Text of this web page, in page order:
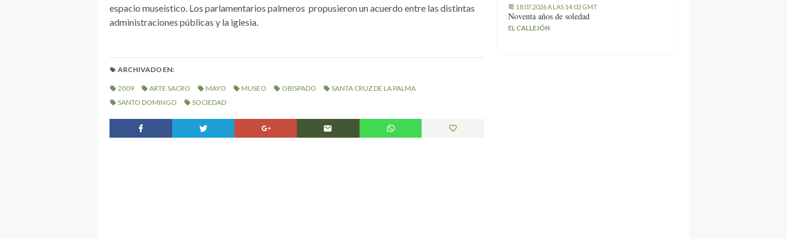
espacio museístico. Los parlamentarios palmeros propusieron un acuerdo entre las distintas
administraciones públicas y la iglesia.
ARCHIVADO EN:
2009 ARTE SACRO MAYO MUSEO OBISPADO
SANTA CRUZ DE LA PALMA
SANTO DOMINGO
SOCIEDAD
18.07.2026 A LAS 14:03 GMT
Noventa años de soledad
EL CALLEJÓN